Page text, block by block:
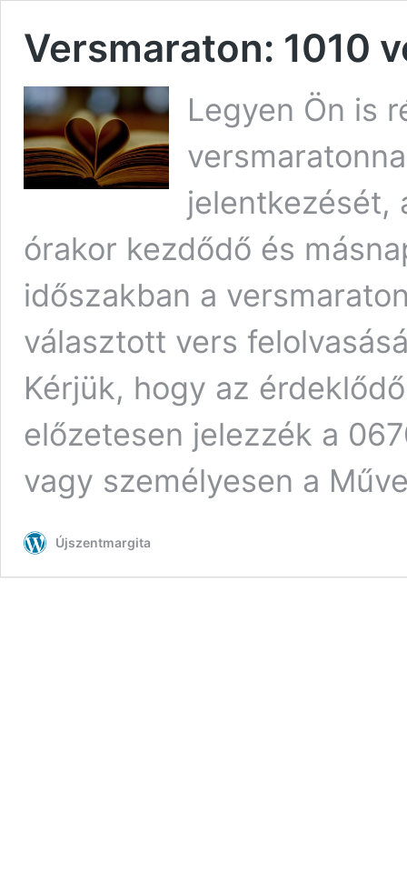
Versmaraton: 1010
Legyen Ön is
jelentkezését,
órakor kezdődő és
időszakban a
választott vers
Kérjük, hogy az
előzetesen jelezzék a
vagy személyesen a
Újszentmargita